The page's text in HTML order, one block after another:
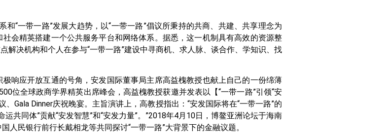
“一带一路”发展大趋势，以“一带一路”倡议所秉持的共商、共建、共享理念为
会精英搭建一个公共服务平台和网络体系。据悉，这一机制具有高效的资源整
解决机构和个人在参与“一带一路”建设中寻商机、求人脉、谈合作、学知识、找
响应开放互通的号角，安发国际董事局主席高益槐教授也献上自己的一份绵薄
位全球政商学界精英出席峰会，高益槐教授获邀并发表以【“一带一路”引领“安
Gala Dinner庆祝晚宴。主旨演讲上，高教授指出：“安发国际将在“一带一路”的
共同体”贡献“安发智慧”和“安发力量”。”2018年4月10日，博鳌亚洲论坛于海南
民银行前行长戴相龙等共同探讨“一带一路”大背景下的金融议题。